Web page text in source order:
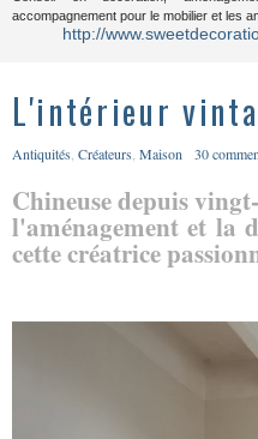
accompagnement pour le mobilier et les
http://
L'intérieur
Antiquités Créateurs Maison 30
Chineuse depuis
l'aménagement et la
cette créatrice